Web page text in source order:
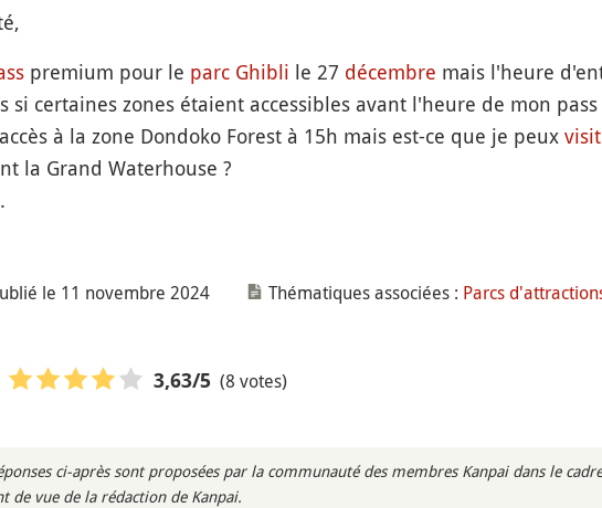
premium pour le parc Ghibli le 27 décembre mais l'heure
si certaines zones étaient accessibles avant l'heure de mon pass
à la zone Dondoko Forest à 15h mais est-ce que je peux
la Grand Waterhouse ?
le 11 novembre 2024 Thématiques associées : Parcs
3,63/5 (8 votes)
ci-après sont proposées par la communauté des membres Kanpai dans le
de vue de la rédaction de Kanpai.